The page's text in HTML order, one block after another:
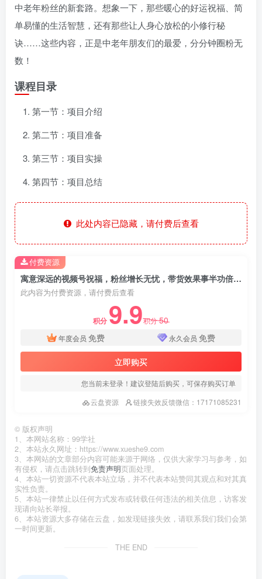
中老年粉丝的新套路。想象一下，那些暖心的好运祝福、简
单易懂的生活智慧，还有那些让人身心放松的小修行秘
诀……这些内容，正是中老年朋友们的最爱，分分钟圈粉无
数！
课程目录
第一节：项目介绍
第二节：项目准备
第三节：项目实操
第四节：项目总结
此处内容已隐藏，请付费后查看
寓意深远的视频号祝福，粉丝增长无忧，带货效果事半功倍！日入600+不是梦！
此内容为付费资源，请付费后查看
积分 9.9积分50
年度会员 免费 永久会员 免费
立即购买
您当前未登录！建议登陆后购买，可保存购买订单
云盘资源
链接失效反馈微信：17171085231
付费资源
© 版权声明
1、本网站名称：99学社
2、本站永久网址：https://www.xueshe9.com
3、本网站的文章部分内容可能来源于网络，仅供大家学习与参考，如
有侵权，请点击跳转到免责声明页面处理。
4、本站一切资源不代表本站立场，并不代表本站赞同其观点和对其真
实性负责。
5、本站一律禁止以任何方式发布或转载任何违法的相关信息，访客发
现请向站长举报。
6、本站资源大多存储在云盘，如发现链接失效，请联系我们我们会第
一时间更新。
THE END